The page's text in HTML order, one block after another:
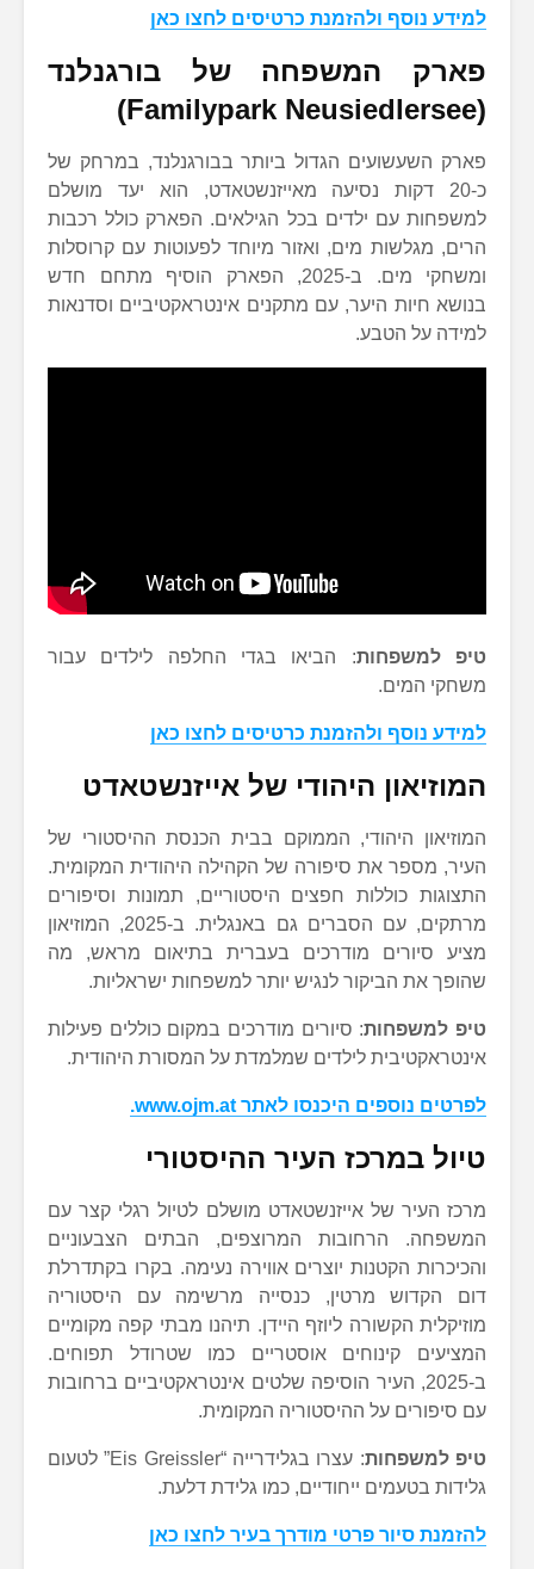
למידע נוסף ולהזמנת כרטיסים לחצו כאן
פארק המשפחה של בורגנלנד
(Familypark Neusiedlersee)
פארק השעשועים הגדול ביותר בבורגנלנד, במרחק של
כ-20 דקות נסיעה מאייזנשטאדט, הוא יעד מושלם
למשפחות עם ילדים בכל הגילאים. הפארק כולל רכבות
הרים, מגלשות מים, ואזור מיוחד לפעוטות עם קרוסלות
ומשחקי מים. ב-2025, הפארק הוסיף מתחם חדש
בנושא חיות היער, עם מתקנים אינטראקטיביים וסדנאות
למידה על הטבע.
טיפ למשפחות: הביאו בגדי החלפה לילדים עבור
משחקי המים.
למידע נוסף ולהזמנת כרטיסים לחצו כאן
המוזיאון היהודי של אייזנשטאדט
המוזיאון היהודי, הממוקם בבית הכנסת ההיסטורי של
העיר, מספר את סיפורה של הקהילה היהודית המקומית.
התצוגות כוללות חפצים היסטוריים, תמונות וסיפורים
מרתקים, עם הסברים גם באנגלית. ב-2025, המוזיאון
מציע סיורים מודרכים בעברית בתיאום מראש, מה
שהופך את הביקור לנגיש יותר למשפחות ישראליות.
טיפ למשפחות: סיורים מודרכים במקום כוללים פעילות
אינטראקטיבית לילדים שמלמדת על המסורת היהודית.
לפרטים נוספים היכנסו לאתר www.ojm.at.
טיול במרכז העיר ההיסטורי
מרכז העיר של אייזנשטאדט מושלם לטיול רגלי קצר עם
המשפחה. הרחובות המרוצפים, הבתים הצבעוניים
והכיכרות הקטנות יוצרים אווירה נעימה. בקרו בקתדרלת
דום הקדוש מרטין, כנסייה מרשימה עם היסטוריה
מוזיקלית הקשורה ליוזף היידן. תיהנו מבתי קפה מקומיים
המציעים קינוחים אוסטריים כמו שטרודל תפוחים.
ב-2025, העיר הוסיפה שלטים אינטראקטיביים ברחובות
עם סיפורים על ההיסטוריה המקומית.
טיפ למשפחות
: עצרו בגלידרייה “Eis Greissler” לטעום
גלידות בטעמים ייחודיים, כמו גלידת דלעת.
להזמנת סיור פרטי מודרך בעיר לחצו כאן